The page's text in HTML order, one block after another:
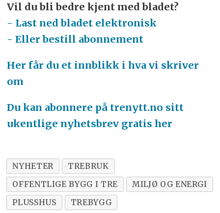
Vil du bli bedre kjent med bladet?
- Last ned bladet elektronisk
- Eller bestill abonnement
Her får du et innblikk i hva vi skriver
om
Du kan abonnere på trenytt.no sitt
ukentlige nyhetsbrev gratis her
NYHETER
TREBRUK
OFFENTLIGE BYGG I TRE
MILJØ OG ENERGI
PLUSSHUS
TREBYGG